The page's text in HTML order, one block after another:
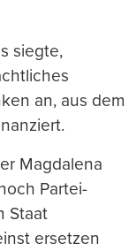
siegte,
an, aus dem
Magdalena
Partei-
Staat
ersetzen